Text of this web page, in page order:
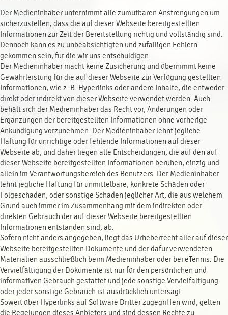
Der Medieninhaber unternimmt alle zumutbaren Anstrengungen um
sicherzustellen, dass die auf dieser Webseite bereitgestellten
Informationen zur Zeit der Bereitstellung richtig und vollständig sind.
Dennoch kann es zu unbeabsichtigten und zufälligen Fehlern
gekommen sein, für die wir uns entschuldigen.
Der Medieninhaber macht keine Zusicherung und übernimmt keine
Gewährleistung für die auf dieser Webseite zur Verfügung gestellten
Informationen, wie z. B. Hyperlinks oder andere Inhalte, die entweder
direkt oder indirekt von dieser Webseite verwendet werden. Auch
behält sich der Medieninhaber das Recht vor, Änderungen oder
Ergänzungen der bereitgestellten Informationen ohne vorherige
Ankündigung vorzunehmen. Der Medieninhaber lehnt jegliche
Haftung für unrichtige oder fehlende Informationen auf dieser
Webseite ab, und daher liegen alle Entscheidungen, die auf den auf
dieser Webseite bereitgestellten Informationen beruhen, einzig und
allein im Verantwortungsbereich des Benutzers. Der Medieninhaber
lehnt jegliche Haftung für unmittelbare, konkrete Schäden oder
Folgeschäden, oder sonstige Schäden jeglicher Art, die aus welchem
Grund auch immer im Zusammenhang mit dem indirekten oder
direkten Gebrauch der auf dieser Webseite bereitgestellten
Informationen entstanden sind, ab.
Sofern nicht anders angegeben, liegt das Urheberrecht aller auf dieser
Webseite bereitgestellten Dokumente und der dafür verwendeten
Materialien ausschließlich beim Medieninhaber oder bei eTennis. Die
Vervielfältigung der Dokumente ist nur für den persönlichen und
informativen Gebrauch gestattet und jede sonstige Vervielfältigung
oder jeder sonstige Gebrauch ist ausdrücklich untersagt.
Soweit über Hyperlinks auf Software Dritter zugegriffen wird, gelten
die Regelungen dieses Anbieters und sind dessen Rechte zu